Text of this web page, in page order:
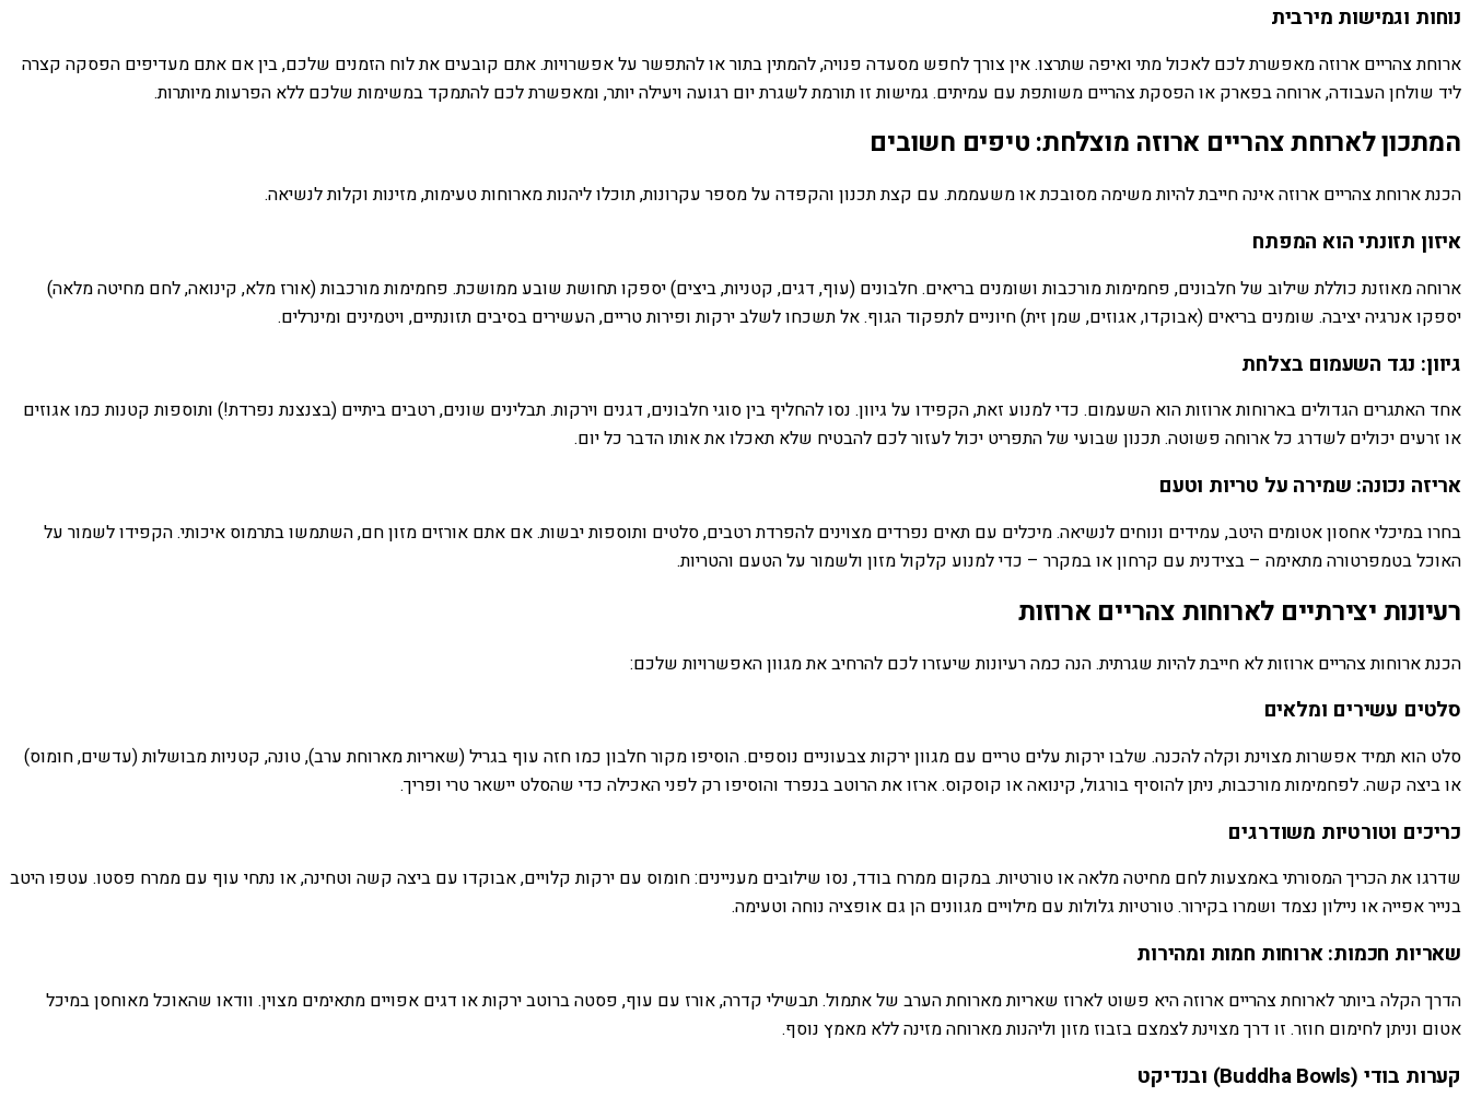
נוחות וגמישות מירבית
ארוחת צהריים ארוזה מאפשרת לכם לאכול מתי ואיפה שתרצו. אין צורך לחפש מסעדה פנויה, להמתין בתור או להתפשר על אפשרויות. אתם קובעים את לוח הזמנים שלכם, בין אם אתם מעדיפים הפסקה קצרה
ליד שולחן העבודה, ארוחה בפארק או הפסקת צהריים משותפת עם עמיתים. גמישות זו תורמת לשגרת יום רגועה ויעילה יותר, ומאפשרת לכם להתמקד במשימות שלכם ללא הפרעות מיותרות.
המתכון לארוחת צהריים ארוזה מוצלחת: טיפים חשובים
הכנת ארוחת צהריים ארוזה אינה חייבת להיות משימה מסובכת או משעממת. עם קצת תכנון והקפדה על מספר עקרונות, תוכלו ליהנות מארוחות טעימות, מזינות וקלות לנשיאה.
איזון תזונתי הוא המפתח
ארוחה מאוזנת כוללת שילוב של חלבונים, פחמימות מורכבות ושומנים בריאים. חלבונים (עוף, דגים, קטניות, ביצים) יספקו תחושת שובע ממושכת. פחמימות מורכבות (אורז מלא, קינואה, לחם מחיטה מלאה)
יספקו אנרגיה יציבה. שומנים בריאים (אבוקדו, אגוזים, שמן זית) חיוניים לתפקוד הגוף. אל תשכחו לשלב ירקות ופירות טריים, העשירים בסיבים תזונתיים, ויטמינים ומינרלים.
גיוון: נגד השעמום בצלחת
אחד האתגרים הגדולים בארוחות ארוזות הוא השעמום. כדי למנוע זאת, הקפידו על גיוון. נסו להחליף בין סוגי חלבונים, דגנים וירקות. תבלינים שונים, רטבים ביתיים (בצנצנת נפרדת!) ותוספות קטנות כמו אגוזים
או זרעים יכולים לשדרג כל ארוחה פשוטה. תכנון שבועי של התפריט יכול לעזור לכם להבטיח שלא תאכלו את אותו הדבר כל יום.
אריזה נכונה: שמירה על טריות וטעם
בחרו במיכלי אחסון אטומים היטב, עמידים ונוחים לנשיאה. מיכלים עם תאים נפרדים מצוינים להפרדת רטבים, סלטים ותוספות יבשות. אם אתם אורזים מזון חם, השתמשו בתרמוס איכותי. הקפידו לשמור על
האוכל בטמפרטורה מתאימה – בצידנית עם קרחון או במקרר – כדי למנוע קלקול מזון ולשמור על הטעם והטריות.
רעיונות יצירתיים לארוחות צהריים ארוזות
הכנת ארוחות צהריים ארוזות לא חייבת להיות שגרתית. הנה כמה רעיונות שיעזרו לכם להרחיב את מגוון האפשרויות שלכם:
סלטים עשירים ומלאים
סלט הוא תמיד אפשרות מצוינת וקלה להכנה. שלבו ירקות עלים טריים עם מגוון ירקות צבעוניים נוספים. הוסיפו מקור חלבון כמו חזה עוף בגריל (שאריות מארוחת ערב), טונה, קטניות מבושלות (עדשים, חומוס)
או ביצה קשה. לפחמימות מורכבות, ניתן להוסיף בורגול, קינואה או קוסקוס. ארזו את הרוטב בנפרד והוסיפו רק לפני האכילה כדי שהסלט יישאר טרי ופריך.
כריכים וטורטיות משודרגים
שדרגו את הכריך המסורתי באמצעות לחם מחיטה מלאה או טורטיות. במקום ממרח בודד, נסו שילובים מעניינים: חומוס עם ירקות קלויים, אבוקדו עם ביצה קשה וטחינה, או נתחי עוף עם ממרח פסטו. עטפו היטב
בנייר אפייה או ניילון נצמד ושמרו בקירור. טורטיות גלולות עם מילויים מגוונים הן גם אופציה נוחה וטעימה.
שאריות חכמות: ארוחות חמות ומהירות
הדרך הקלה ביותר לארוחת צהריים ארוזה היא פשוט לארוז שאריות מארוחת הערב של אתמול. תבשילי קדרה, אורז עם עוף, פסטה ברוטב ירקות או דגים אפויים מתאימים מצוין. וודאו שהאוכל מאוחסן במיכל
אטום וניתן לחימום חוזר. זו דרך מצוינת לצמצם בזבוז מזון וליהנות מארוחה מזינה ללא מאמץ נוסף.
קערות בודי (Buddha Bowls) ובנדיקט